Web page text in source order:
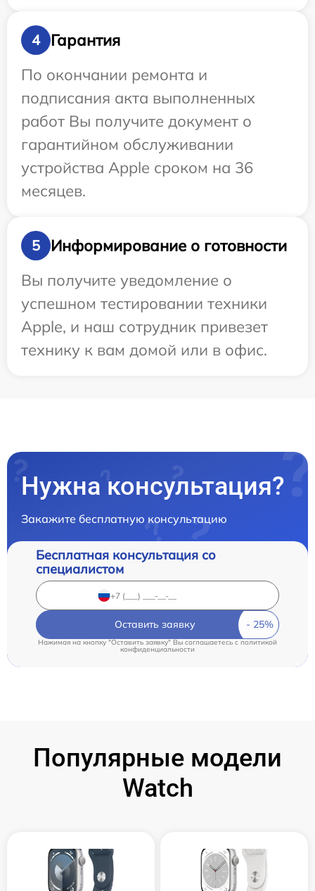
4
Гарантия
По окончании ремонта и
подписания акта выполненных
работ Вы получите документ о
гарантийном обслуживании
устройства Apple сроком на 36
месяцев.
5
Информирование о готовности
Вы получите уведомление о
успешном тестировании техники
Apple, и наш сотрудник привезет
технику к вам домой или в офис.
Нужна консультация?
Закажите бесплатную консультацию
Бесплатная консультация со
специалистом
Оставить заявку
Нажимая на кнопку "Оставить заявку" Вы соглашаетесь cполитикой
конфиденциальности
Популярные модели
Watch